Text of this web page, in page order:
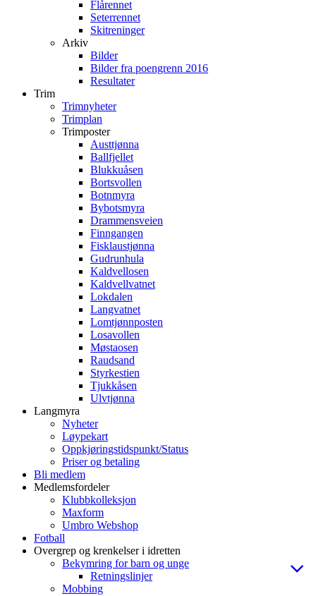
Flårennet
Seterrennet
Skitreninger
Arkiv
Bilder
Bilder fra poengrenn 2016
Resultater
Trim
Trimnyheter
Trimplan
Trimposter
Austtjønna
Ballfjellet
Blukkuåsen
Bortsvollen
Botnmyra
Bybotsmyra
Drammensveien
Finngangen
Fisklaustjønna
Gudrunhula
Kaldvellosen
Kaldvellvatnet
Lokdalen
Langvatnet
Lomtjønnposten
Losavollen
Møstaosen
Raudsand
Styrkestien
Tjukkåsen
Ulvtjønna
Langmyra
Nyheter
Løypekart
Oppkjøringstidspunkt/Status
Priser og betaling
Bli medlem
Medlemsfordeler
Klubbkolleksjon
Maxform
Umbro Webshop
Fotball
Overgrep og krenkelser i idretten
Bekymring for barn og unge
Retningslinjer
Mobbing